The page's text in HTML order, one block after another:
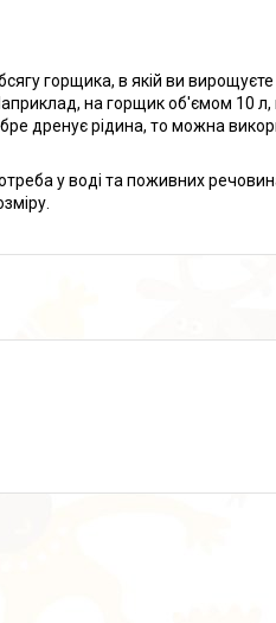
горщика, в якій ви
на горщик об'ємом 10
дренує рідина, то можна
у воді та поживних